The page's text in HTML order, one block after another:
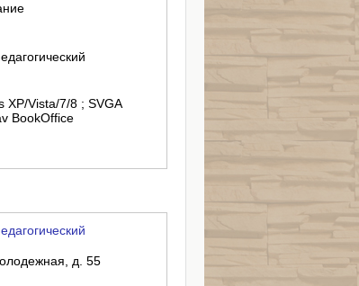
Vista/7/8 ; SVGA
BookOffice
д. 55